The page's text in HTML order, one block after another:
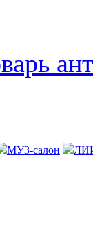
МУЗ-салон